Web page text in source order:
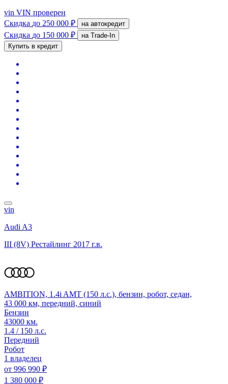
vin VIN проверен
Скидка до 250 000 ₽ на автокредит
Скидка до 150 000 ₽
на Trade-In
Купить в кредит
vin
Audi A3
III (8V) Рестайлинг 2017 г.в.
AMBITION, 1.4i AMT (150 л.с.), бензин, робот, седан,
43 000 км, передний, синий
Бензин
43000 км.
1.4 / 150 л.с.
Передний
Робот
1 владелец
от 996 990 ₽
1 380 000 ₽